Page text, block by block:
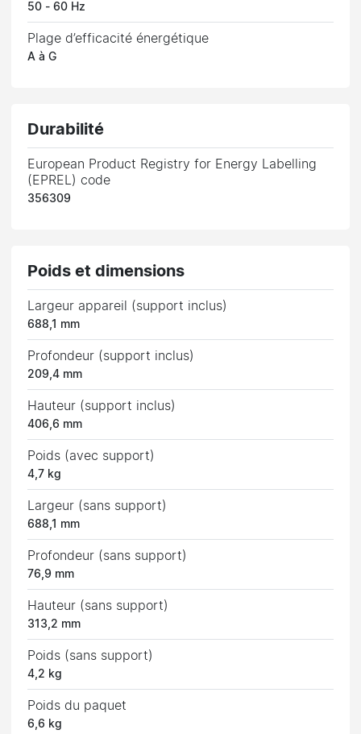
50 - 60 Hz
Plage d’efficacité énergétique
A à G
Durabilité
European Product Registry for Energy Labelling
(EPREL) code
356309
Poids et dimensions
Largeur appareil (support inclus)
688,1 mm
Profondeur (support inclus)
209,4 mm
Hauteur (support inclus)
406,6 mm
Poids (avec support)
4,7 kg
Largeur (sans support)
688,1 mm
Profondeur (sans support)
76,9 mm
Hauteur (sans support)
313,2 mm
Poids (sans support)
4,2 kg
Poids du paquet
6,6 kg